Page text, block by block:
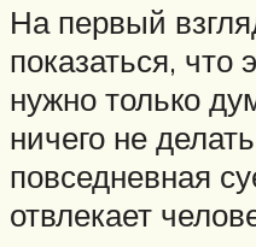
На первый
показаться, что
нужно только
ничего не
повседневная
отвлекает